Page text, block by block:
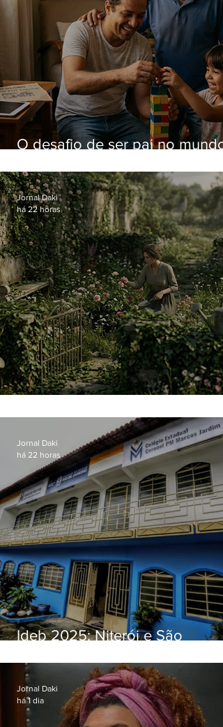
O desafio de ser pai no mundo
Jornal Daki
há 22 horas
Ideb 2025: Niterói e São
distintos no ensino médio; veja
Jornal Daki
há 22 horas
Jornal Daki
há 1 dia